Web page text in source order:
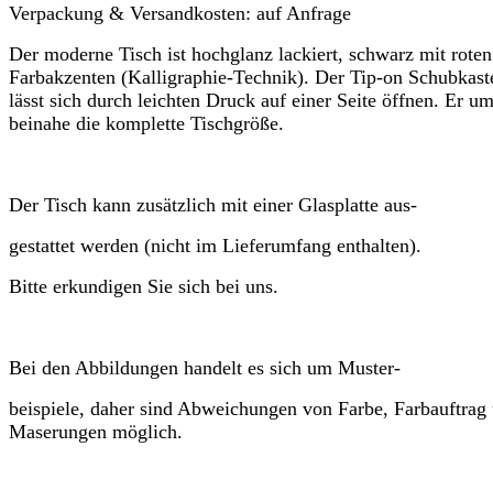
Verpackung & Versandkosten: auf Anfrage
Der moderne Tisch ist hochglanz lackiert, schwarz mit roten
Farbakzenten (Kalligraphie-Technik). Der Tip-on
lässt sich durch leichten Druck auf einer Seite öffnen. Er
beinahe die komplette Tischgröße.
Der Tisch kann zusätzlich mit einer Glasplatte aus-
gestattet werden (nicht im Lieferumfang enthalten).
Bitte erkundigen Sie sich bei uns.
Bei den Abbildungen handelt es sich um Muster-
beispiele, daher sind Abweichungen von Farbe, Farbauftrag
Maserungen möglich.